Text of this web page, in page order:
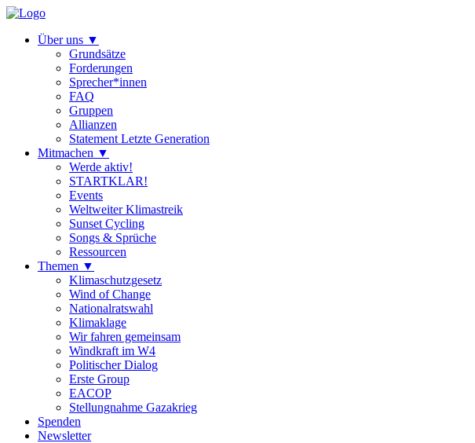
Über uns ▼
Grundsätze
Forderungen
Sprecher*innen
FAQ
Gruppen
Allianzen
Statement Letzte Generation
Mitmachen ▼
Werde aktiv!
STARTKLAR!
Events
Weltweiter Klimastreik
Sunset Cycling
Songs & Sprüche
Ressourcen
Themen ▼
Klimaschutzgesetz
Wind of Change
Nationalratswahl
Klimaklage
Wir fahren gemeinsam
Windkraft im W4
Politischer Dialog
Erste Group
EACOP
Stellungnahme Gazakrieg
Spenden
Newsletter